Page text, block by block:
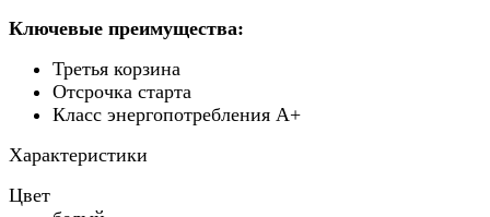
Ключевые преимущества:
Третья корзина
Отсрочка старта
Класс энергопотребления А+
Характеристики
Цвет